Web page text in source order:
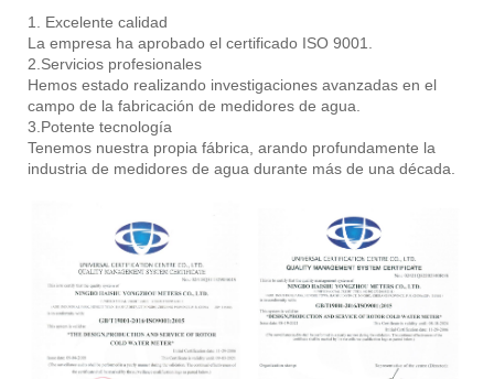
1. Excelente calidad
La empresa ha aprobado el certificado ISO 9001.
2.Servicios profesionales
Hemos estado realizando investigaciones avanzadas en el
campo de la fabricación de medidores de agua.
3.Potente tecnología
Tenemos nuestra propia fábrica, arando profundamente la
industria de medidores de agua durante más de una década.